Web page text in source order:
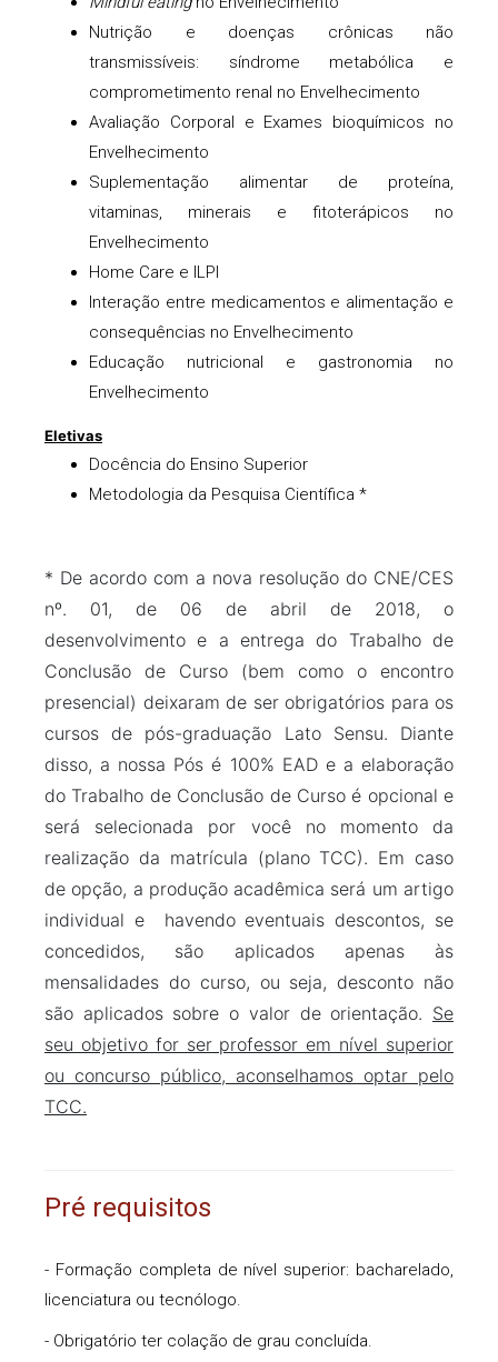
Nutrição e doenças crônicas não
transmissíveis: síndrome metabólica e
comprometimento renal no Envelhecimento
Avaliação Corporal e Exames bioquímicos no
Envelhecimento
Suplementação alimentar de proteína,
vitaminas, minerais e fitoterápicos no
Envelhecimento
Home Care e ILPI
Interação entre medicamentos e alimentação e
consequências no Envelhecimento
Educação nutricional e gastronomia no
Envelhecimento
Eletivas
Docência do Ensino Superior
Metodologia da Pesquisa Científica *
* De acordo com a nova resolução do CNE/CES
nº. 01, de 06 de abril de 2018, o
desenvolvimento e a entrega do Trabalho de
Conclusão de Curso (bem como o encontro
presencial) deixaram de ser obrigatórios para os
cursos de pós-graduação Lato Sensu. Diante
disso, a nossa Pós é 100% EAD e a elaboração
do Trabalho de Conclusão de Curso é opcional e
será selecionada por você no momento da
realização da matrícula (plano TCC). Em caso
de opção, a produção acadêmica será um artigo
individual e havendo eventuais descontos, se
concedidos, são aplicados apenas às
mensalidades do curso, ou seja, desconto não
são aplicados sobre o valor de orientação. Se
seu objetivo for ser professor em nível superior
ou concurso público, aconselhamos optar pelo
TCC.
Pré requisitos
- Formação completa de nível superior: bacharelado,
licenciatura ou tecnólogo.
- Obrigatório ter colação de grau concluída.